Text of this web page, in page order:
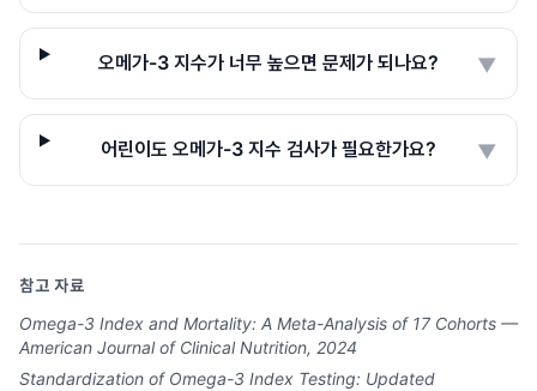
오메가-3 지수가 너무 높으면 문제가 되나요? ▼
어린이도 오메가-3 지수 검사가 필요한가요? ▼
참고 자료
Omega-3 Index and Mortality: A Meta-Analysis of 17 Cohorts —
American Journal of Clinical Nutrition, 2024
Standardization of Omega-3 Index Testing: Updated